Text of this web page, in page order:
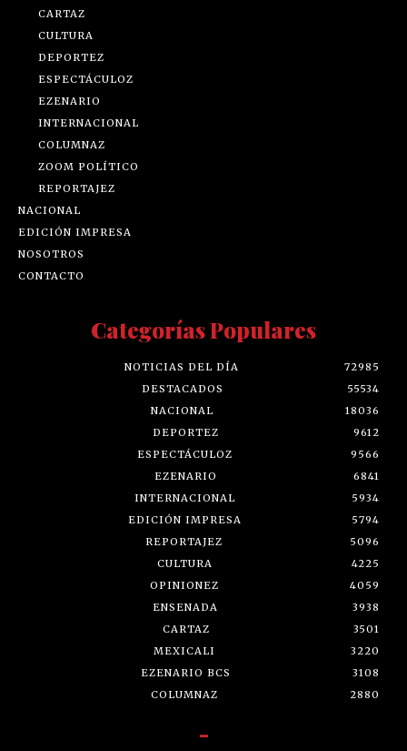
CARTAZ
CULTURA
DEPORTEZ
ESPECTÁCULOZ
EZENARIO
INTERNACIONAL
COLUMNAZ
ZOOM POLÍTICO
REPORTAJEZ
NACIONAL
EDICIÓN IMPRESA
NOSOTROS
CONTACTO
Categorías Populares
NOTICIAS DEL DÍA
72985
DESTACADOS
55534
NACIONAL
18036
DEPORTEZ
9612
ESPECTÁCULOZ
9566
EZENARIO
6841
INTERNACIONAL
5934
EDICIÓN IMPRESA
5794
REPORTAJEZ
5096
CULTURA
4225
OPINIONEZ
4059
ENSENADA
3938
CARTAZ
3501
MEXICALI
3220
EZENARIO BCS
3108
COLUMNAZ
2880
-